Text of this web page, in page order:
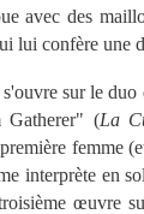
avec des
lui confère une
sur le duo
Gatherer" (La
femme
interprète en
œuvre